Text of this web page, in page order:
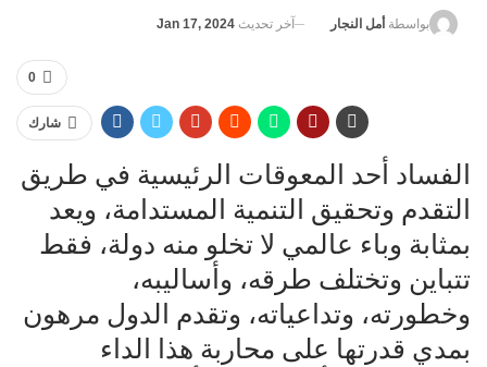
بواسطة أمل النجار آخر تحديث Jan 17, 2024
0
شارك
الفساد أحد المعوقات الرئيسية في طريق
التقدم وتحقيق التنمية المستدامة، ويعد
بمثابة وباء عالمي لا تخلو منه دولة، فقط
تتباين وتختلف طرقه، وأساليبه،
وخطورته، وتداعياته، وتقدم الدول مرهون
بمدي قدرتها على محاربة هذا الداء